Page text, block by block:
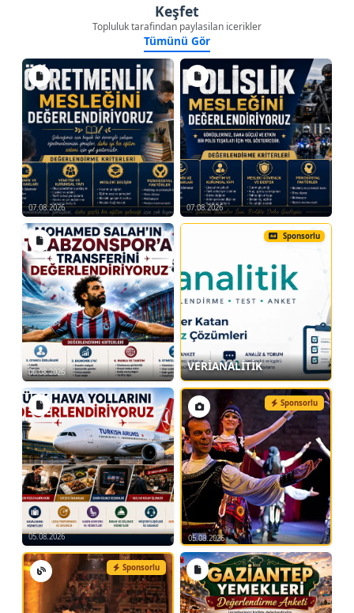
Keşfet
Topluluk tarafindan paylasilan icerikler
Tümünü Gör
07.08.2026 07.08.2026
06.08.2026
Sponsorlu
VERİANALİTİK
05.08.2026
Sponsorlu
05.08.2026
Sponsorlu